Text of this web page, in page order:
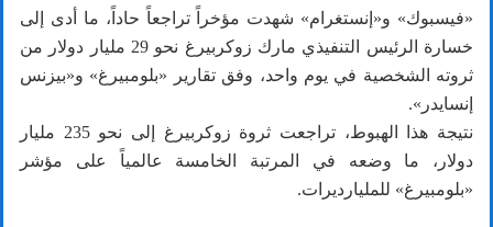
«فيسبوك» و«إنستغرام» شهدت مؤخراً تراجعاً حاداً، ما أدى إلى
خسارة الرئيس التنفيذي مارك زوكربيرغ نحو 29 مليار دولار من
ثروته الشخصية في يوم واحد، وفق تقارير «بلومبيرغ» و«بيزنس
إنسايدر».
نتيجة هذا الهبوط، تراجعت ثروة زوكربيرغ إلى نحو 235 مليار
دولار، ما وضعه في المرتبة الخامسة عالمياً على مؤشر
«بلومبيرغ» للمليارديرات.